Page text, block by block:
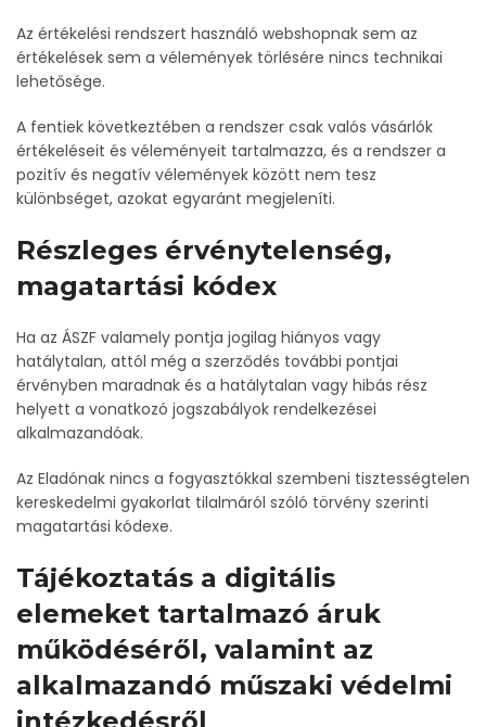
Az értékelési rendszert használó webshopnak sem az
értékelések sem a vélemények törlésére nincs technikai
lehetősége.
A fentiek következtében a rendszer csak valós vásárlók
értékeléseit és véleményeit tartalmazza, és a rendszer a
pozitív és negatív vélemények között nem tesz
különbséget, azokat egyaránt megjeleníti.
Részleges érvénytelenség,
magatartási kódex
Ha az ÁSZF valamely pontja jogilag hiányos vagy
hatálytalan, attól még a szerződés további pontjai
érvényben maradnak és a hatálytalan vagy hibás rész
helyett a vonatkozó jogszabályok rendelkezései
alkalmazandóak.
Az Eladónak nincs a fogyasztókkal szembeni tisztességtelen
kereskedelmi gyakorlat tilalmáról szóló törvény szerinti
magatartási kódexe.
Tájékoztatás a digitális
elemeket tartalmazó áruk
működéséről, valamint az
alkalmazandó műszaki védelmi